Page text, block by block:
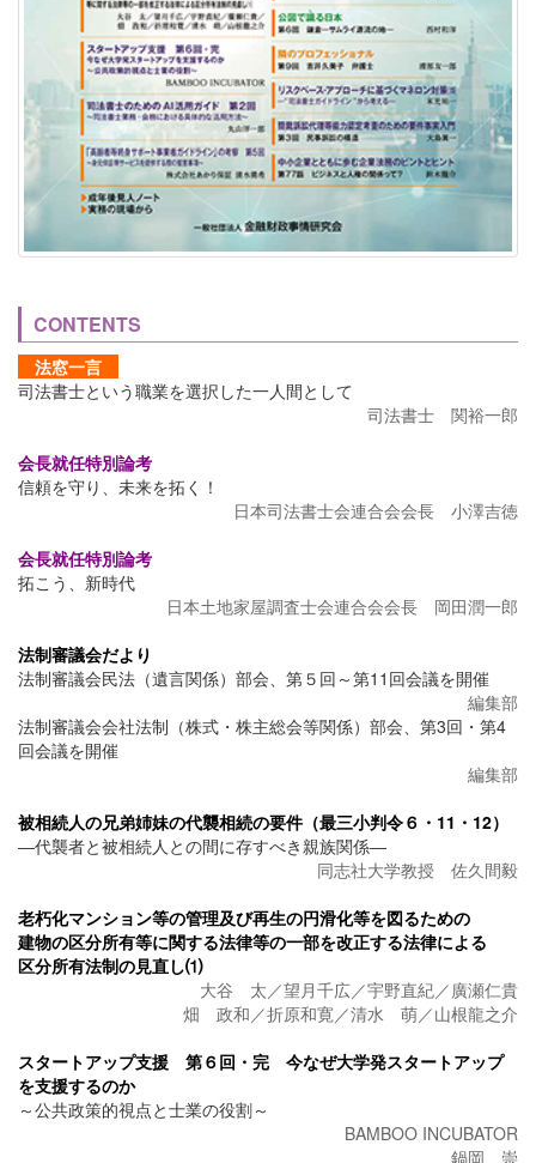
CONTENTS
法窓一言
司法書士という職業を選択した一人間として
司法書士 関裕一郎
会長就任特別論考
信頼を守り、未来を拓く！
日本司法書士会連合会会長 小澤吉徳
会長就任特別論考
拓こう、新時代
日本土地家屋調査士会連合会会長 岡田潤一郎
法制審議会だより
法制審議会民法（遺言関係）部会、第５回～第11回会議を開催
編集部
法制審議会会社法制（株式・株主総会等関係）部会、第3回・第4
回会議を開催
編集部
被相続人の兄弟姉妹の代襲相続の要件（最三小判令６・11・12）
―代襲者と被相続人との間に存すべき親族関係―
同志社大学教授 佐久間毅
老朽化マンション等の管理及び再生の円滑化等を図るための
建物の区分所有等に関する法律等の一部を改正する法律による
区分所有法制の見直し⑴
大谷 太／望月千広／宇野直紀／廣瀬仁貴
畑 政和／折原和寛／清水 萌／山根龍之介
スタートアップ支援 第６回・完 今なぜ大学発スタートアップ
を支援するのか
～公共政策的視点と士業の役割～
BAMBOO INCUBATOR
鍋岡 崇